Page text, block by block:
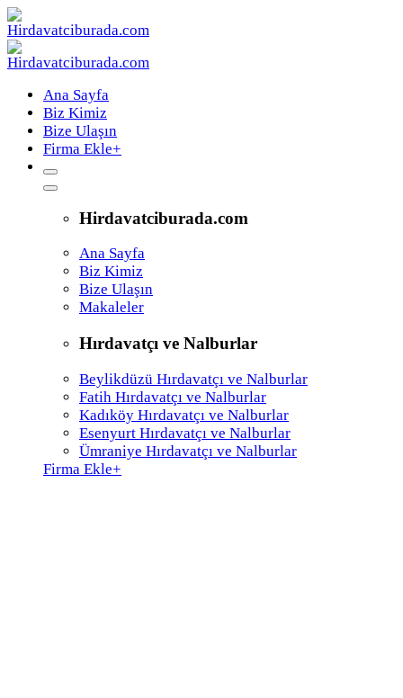
Ana Sayfa
Biz Kimiz
Bize Ulaşın
Firma Ekle+
Hirdavatciburada.com
Ana Sayfa
Biz Kimiz
Bize Ulaşın
Makaleler
Hırdavatçı ve Nalburlar
Beylikdüzü Hırdavatçı ve Nalburlar
Fatih Hırdavatçı ve Nalburlar
Kadıköy Hırdavatçı ve Nalburlar
Esenyurt Hırdavatçı ve Nalburlar
Ümraniye Hırdavatçı ve Nalburlar
Firma Ekle+